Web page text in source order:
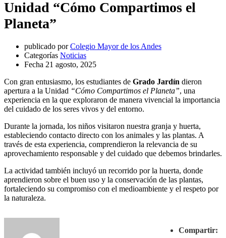
Unidad “Cómo Compartimos el
Planeta”
publicado por Colegio Mayor de los Andes
Categorías Noticias
Fecha 21 agosto, 2025
Con gran entusiasmo, los estudiantes de Grado Jardín dieron
apertura a la Unidad “Cómo Compartimos el Planeta”, una
experiencia en la que exploraron de manera vivencial la importancia
del cuidado de los seres vivos y del entorno.
Durante la jornada, los niños visitaron nuestra granja y huerta,
estableciendo contacto directo con los animales y las plantas. A
través de esta experiencia, comprendieron la relevancia de su
aprovechamiento responsable y del cuidado que debemos brindarles.
La actividad también incluyó un recorrido por la huerta, donde
aprendieron sobre el buen uso y la conservación de las plantas,
fortaleciendo su compromiso con el medioambiente y el respeto por
la naturaleza.
Compartir: